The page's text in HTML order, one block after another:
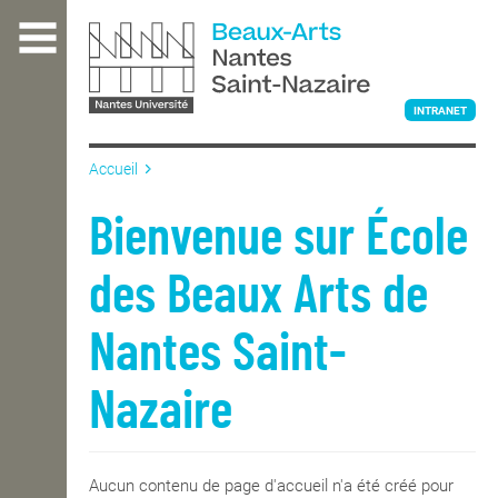
contenu
L'ÉCOLE
ENSEIGNEMENT
INTERNATIONAL
INTRANET
Accueil
Bienvenue sur École
des Beaux Arts de
Nantes Saint-
Nazaire
Aucun contenu de page d'accueil n'a été créé pour